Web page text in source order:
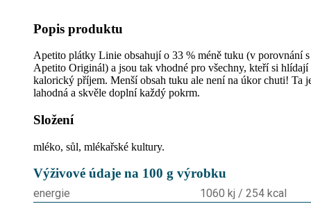
Popis produktu
Apetito plátky Linie obsahují o 33 % méně tuku (v porovnání s
Apetito Originál) a jsou tak vhodné pro všechny, kteří si hlídají
kalorický příjem. Menší obsah tuku ale není na úkor chuti! Ta
lahodná a skvěle doplní každý pokrm.
Složení
mléko, sůl, mlékařské kultury.
Výživové údaje na 100 g výrobku
energie
1060 kj / 254 kcal